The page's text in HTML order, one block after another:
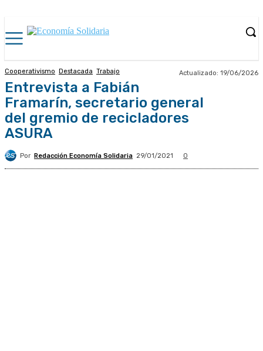
Cooperativismo Destacada Trabajo Actualizado: 19/06/2026
Entrevista a Fabián
Framarín, secretario general
del gremio de recicladores
ASURA
Por Redacción Economía Solidaria 29/01/2021 0